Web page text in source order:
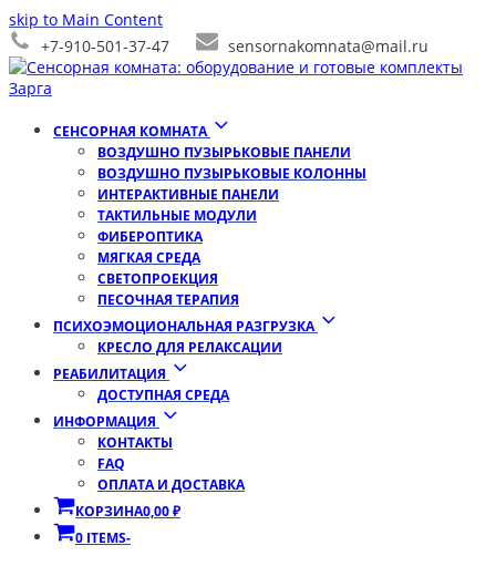
skip to Main Content
+7-910-501-37-47
sensornakomnata@mail.ru
СЕНСОРНАЯ КОМНАТА
ВОЗДУШНО ПУЗЫРЬКОВЫЕ ПАНЕЛИ
ВОЗДУШНО ПУЗЫРЬКОВЫЕ КОЛОННЫ
ИНТЕРАКТИВНЫЕ ПАНЕЛИ
ТАКТИЛЬНЫЕ МОДУЛИ
ФИБЕРОПТИКА
МЯГКАЯ СРЕДА
СВЕТОПРОЕКЦИЯ
ПЕСОЧНАЯ ТЕРАПИЯ
ПСИХОЭМОЦИОНАЛЬНАЯ РАЗГРУЗКА
КРЕСЛО ДЛЯ РЕЛАКСАЦИИ
РЕАБИЛИТАЦИЯ
ДОСТУПНАЯ СРЕДА
ИНФОРМАЦИЯ
КОНТАКТЫ
FAQ
ОПЛАТА И ДОСТАВКА
КОРЗИНА0,00₽
0 ITEMS-